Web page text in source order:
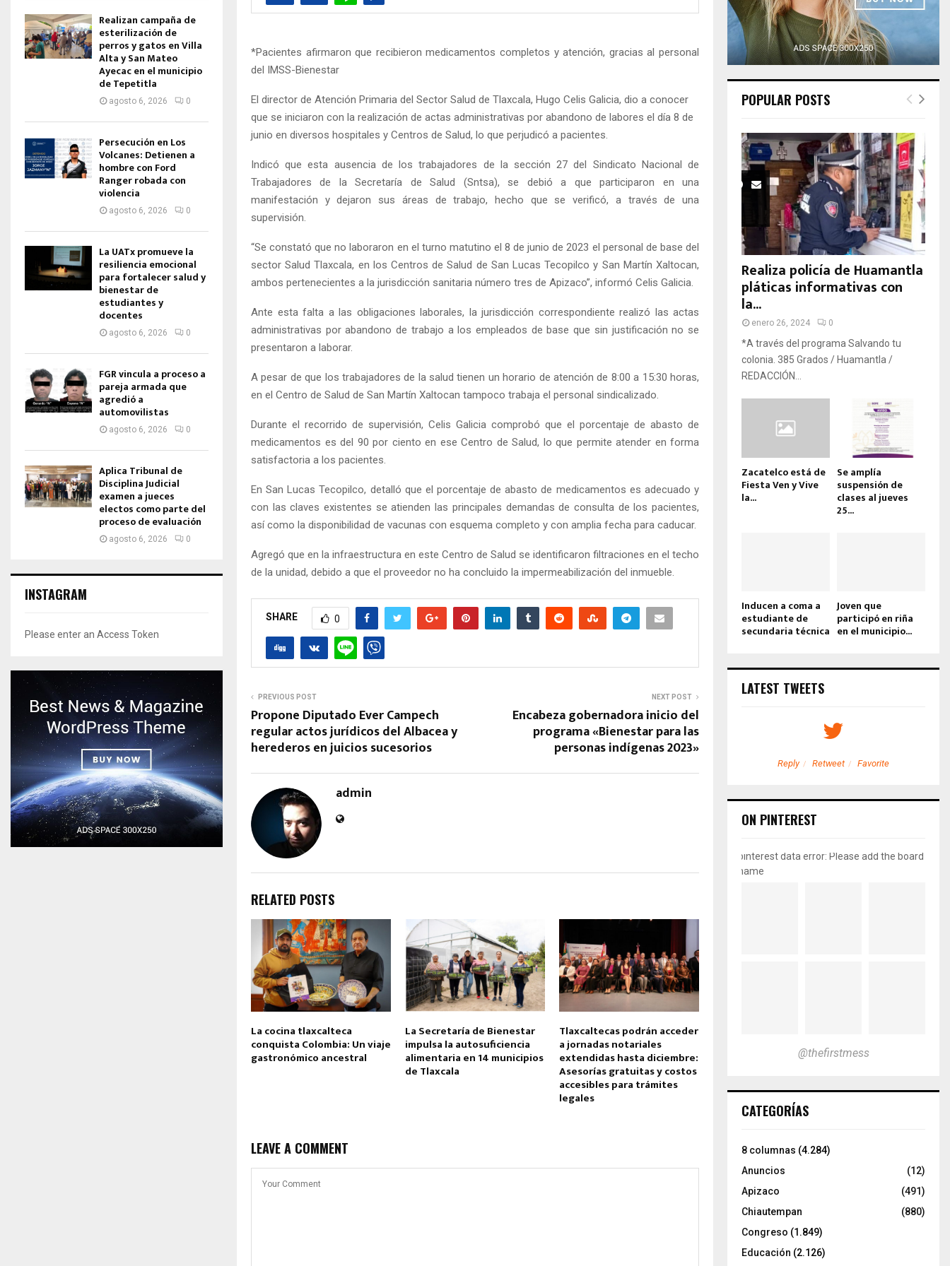
*Pacientes afirmaron que recibieron medicamentos completos y atención, gracias al personal
del IMSS-Bienestar
El director de Atención Primaria del Sector Salud de Tlaxcala, Hugo Celis Galicia, dio a conocer
que se iniciaron con la realización de actas administrativas por abandono de labores el día 8 de
junio en diversos hospitales y Centros de Salud, lo que perjudicó a pacientes.
Indicó que esta ausencia de los trabajadores de la sección 27 del Sindicato Nacional de
Trabajadores de la Secretaría de Salud (Sntsa), se debió a que participaron en una
manifestación y dejaron sus áreas de trabajo, hecho que se verificó, a través de una
supervisión.
“Se constató que no laboraron en el turno matutino el 8 de junio de 2023 el personal de base del
sector Salud Tlaxcala, en los Centros de Salud de San Lucas Tecopilco y San Martín Xaltocan,
ambos pertenecientes a la jurisdicción sanitaria número tres de Apizaco”, informó Celis Galicia.
Ante esta falta a las obligaciones laborales, la jurisdicción correspondiente realizó las actas
administrativas por abandono de trabajo a los empleados de base que sin justificación no se
presentaron a laborar.
A pesar de que los trabajadores de la salud tienen un horario de atención de 8:00 a 15:30 horas,
en el Centro de Salud de San Martín Xaltocan tampoco trabaja el personal sindicalizado.
Durante el recorrido de supervisión, Celis Galicia comprobó que el porcentaje de abasto de
medicamentos es del 90 por ciento en ese Centro de Salud, lo que permite atender en forma
satisfactoria a los pacientes.
En San Lucas Tecopilco, detalló que el porcentaje de abasto de medicamentos es adecuado y
con las claves existentes se atienden las principales demandas de consulta de los pacientes,
así como la disponibilidad de vacunas con esquema completo y con amplia fecha para caducar.
Agregó que en la infraestructura en este Centro de Salud se identificaron filtraciones en el techo
de la unidad, debido a que el proveedor no ha concluido la impermeabilización del inmueble.
SHARE 0
PREVIOUS POST
Propone Diputado Ever Campech
regular actos jurídicos del Albacea y
herederos en juicios sucesorios
NEXT POST
Encabeza gobernadora inicio del
programa «Bienestar para las
personas indígenas 2023»
admin
RELATED POSTS
La cocina tlaxcalteca
conquista Colombia: Un viaje
gastronómico ancestral
La Secretaría de Bienestar
impulsa la autosuficiencia
alimentaria en 14 municipios
de Tlaxcala
Tlaxcaltecas podrán acceder
a jornadas notariales
extendidas hasta diciembre:
Asesorías gratuitas y costos
accesibles para trámites
legales
LEAVE A COMMENT
Realizan campaña de
esterilización de
perros y gatos en Villa
Alta y San Mateo
Ayecac en el municipio
de Tepetitla
agosto 6, 2026 0
Persecución en Los
Volcanes: Detienen a
hombre con Ford
Ranger robada con
violencia
agosto 6, 2026 0
La UATx promueve la
resiliencia emocional
para fortalecer salud y
bienestar de
estudiantes y
docentes
agosto 6, 2026 0
FGR vincula a proceso a
pareja armada que
agredió a
automovilistas
agosto 6, 2026 0
Aplica Tribunal de
Disciplina Judicial
examen a jueces
electos como parte del
proceso de evaluación
agosto 6, 2026 0
INSTAGRAM
Please enter an Access Token
POPULAR POSTS
Realiza policía de Huamantla
pláticas informativas con
la...
enero 26, 2024 0
*A través del programa Salvando tu
colonia. 385 Grados / Huamantla /
REDACCIÓN...
Zacatelco está de
Fiesta Ven y Vive
la...
Se amplía
suspensión de
clases al jueves
25...
Inducen a coma a
estudiante de
secundaria técnica
Joven que
participó en riña
en el municipio...
LATEST TWEETS
Reply Retweet Favorite
ON PINTEREST
pinterest data error: Please add the board
name
@thefirstmess
CATEGORÍAS
8 columnas (4.284)
Anuncios
(12)
Apizaco
(491)
Chiautempan
(880)
Congreso (1.849)
Educación (2.126)